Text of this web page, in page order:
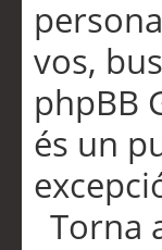
vos,
phpBB
és un
Torna